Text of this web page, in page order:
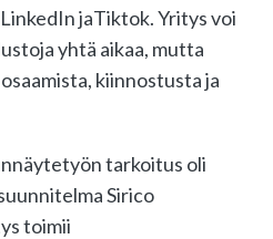
jaTiktok. Yritys voi
yhtä aikaa, mutta
kiinnostusta ja
tarkoitus oli
Sirico
toimii